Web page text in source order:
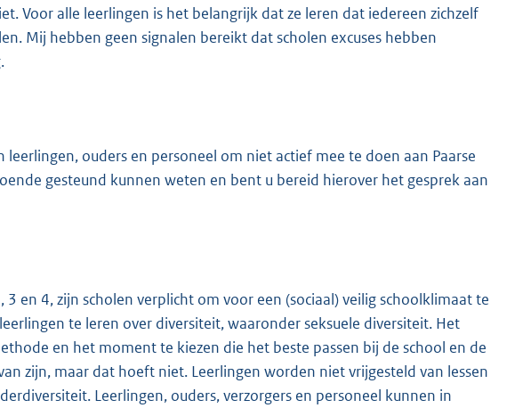
Voor alle leerlingen is het belangrijk dat ze leren dat iedereen zichzelf
Mij hebben geen signalen bereikt dat scholen excuses hebben
ouders en personeel om niet actief mee te doen aan Paarse
gesteund kunnen weten en bent u bereid hierover het gesprek aan
en 4, zijn scholen verplicht om voor een (sociaal) veilig schoolklimaat te
te leren over diversiteit, waaronder seksuele diversiteit. Het
en het moment te kiezen die het beste passen bij de school en de
zijn, maar dat hoeft niet. Leerlingen worden niet vrijgesteld van lessen
Leerlingen, ouders, verzorgers en personeel kunnen in